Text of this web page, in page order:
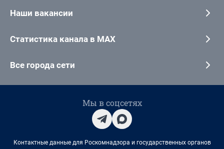
Наши вакансии
Статистика канала в MAX
Все города сети
Мы в соцсетях
Контактные данные для Роскомнадзора и государственных органов